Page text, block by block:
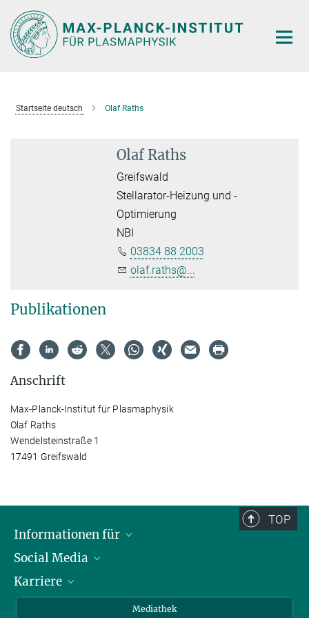
Hauptinhalt
Startseite deutsch Olaf Raths
Olaf Raths
Greifswald
Stellarator-Heizung und -
Optimierung
NBI
03834 88 2003
olaf.raths@...
Publikationen
Anschrift
Max-Planck-Institut für Plasmaphysik
Olaf Raths
Wendelsteinstraße 1
17491 Greifswald
TOP
Informationen für
Journalisten
Schule
Social Media
LinkedIn
Karriere
Mediathek